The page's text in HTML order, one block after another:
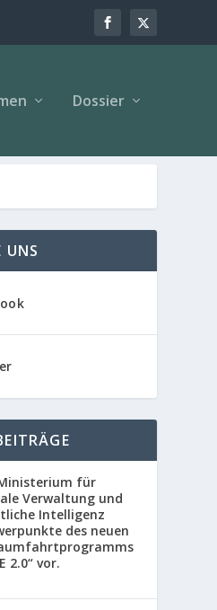
Dossier
UNS
für
Verwaltung und
Intelligenz
des neuen
2.0“ vor.